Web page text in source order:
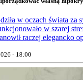
w oczach świata
w szarej
raczej elegancko
- 18:00